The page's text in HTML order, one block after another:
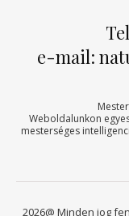
e-mail:
Weboldalunkon
mesterséges
2026@ Minden jog